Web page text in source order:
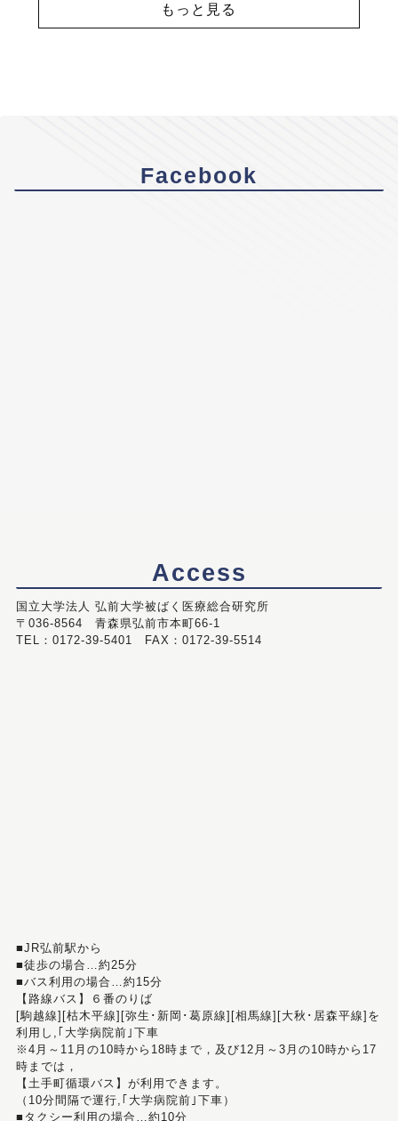
もっと見る
Facebook
Access
国立大学法人 弘前大学被ばく医療総合研究所
〒036-8564 青森県弘前市本町66-1
TEL：0172-39-5401 FAX：0172-39-5514
■JR弘前駅から
■徒歩の場合…約25分
■バス利用の場合…約15分
【路線バス】６番のりば
[駒越線][枯木平線][弥生･新岡･葛原線][相馬線][大秋･居森平線]を
利用し,｢大学病院前｣下車
※4月～11月の10時から18時まで，及び12月～3月の10時から17
時までは，
【土手町循環バス】が利用できます。
（10分間隔で運行,｢大学病院前｣下車）
■タクシー利用の場合…約10分